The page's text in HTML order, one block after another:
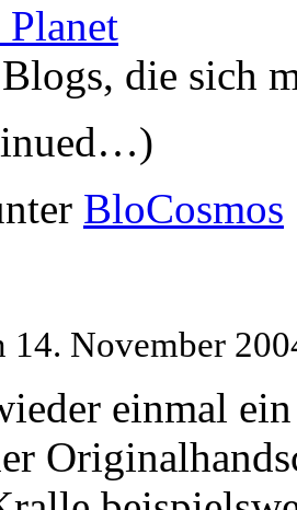
Planet
die sich
BloCosmos
14. November
einmal